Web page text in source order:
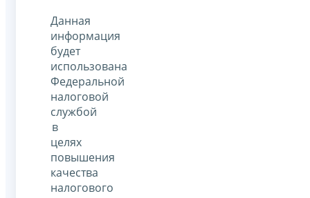
Данная
информация
будет
использована
Федеральной
налоговой
службой
в
целях
повышения
качества
налогового